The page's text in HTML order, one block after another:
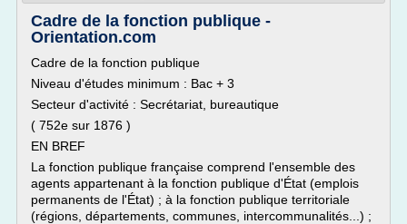
Cadre de la fonction publique -
Orientation.com
Cadre de la fonction publique
Niveau d'études minimum : Bac + 3
Secteur d'activité : Secrétariat, bureautique
( 752e sur 1876 )
EN BREF
La fonction publique française comprend l'ensemble des
agents appartenant à la fonction publique d'État (emplois
permanents de l'État) ; à la fonction publique territoriale
(régions, départements, communes, intercommunalités...) ;